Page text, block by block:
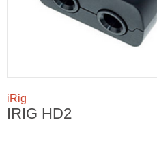
iRig
IRIG HD2